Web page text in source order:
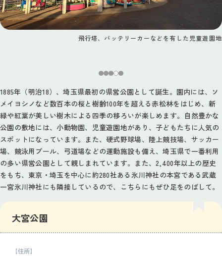
飛行塔、バッテリーカーなどを有した児童遊園地
1885年（明治18）、埼玉県最初の県営公園として誕生。園内には、ソ
メイヨシノなど数百本の桜と樹齢100年を超える赤松林をはじめ、新
緑や紅葉が美しい樹木による四季の移ろいが楽しめます。自然豊かな
公園の敷地には、小動物園、児童遊園地があり、子どもたちに人気の
スポットになっています。また、硬式野球場、陸上競技場、サッカー
場、競泳用プール、弓道場などの運動施設も備え、埼玉県で一番利用
の多い県営公園として親しまれています。また、2,400年以上の歴史
をもち、東京・埼玉を中心に約280社ある氷川神社の本宮である武蔵
一宮氷川神社にも隣接しているので、こちらにもぜひ足をのばして。
大宮公園
【住所】